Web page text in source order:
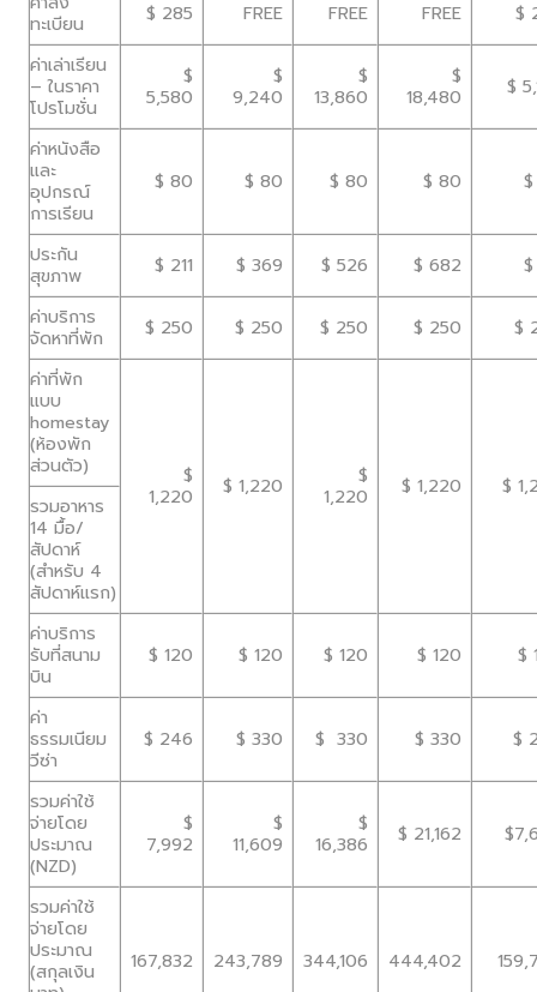
ทะเบียน
$ 285 FREE FREE FREE
$
ค่าเล่าเรียน
– ในราคา
โปรโมชั่น
$
5,580
$
9,240
$
13,860
$
18,480
$
ค่าหนังสือ
และ
อุปกรณ์
การเรียน
$ 80 $ 80 $ 80 $ 80
ประกัน
สุขภาพ
$ 211 $ 369 $ 526 $ 682
$
ค่าบริการ
จัดหาที่พัก
$ 250 $ 250 $ 250 $ 250
$
ค่าที่พัก
แบบ
homestay
(ห้องพัก
ส่วนตัว)
$
1,220
$ 1,220
$
1,220
$ 1,220 $
รวมอาหาร
14 มื้อ/
สัปดาห์
(สำหรับ 4
สัปดาห์แรก)
ค่าบริการ
รับที่สนาม
บิน
$ 120 $ 120 $ 120 $ 120 $
ค่า
ธรรมเนียม
วีซ่า
$ 246 $ 330 $ 330 $ 330 $
รวมค่าใช้
จ่ายโดย
ประมาณ
(NZD)
$
7,992
$
11,609
$
16,386
$ 21,162
รวมค่าใช้
จ่ายโดย
ประมาณ
(สกุลเงิน
167,832 243,789 344,106 444,402